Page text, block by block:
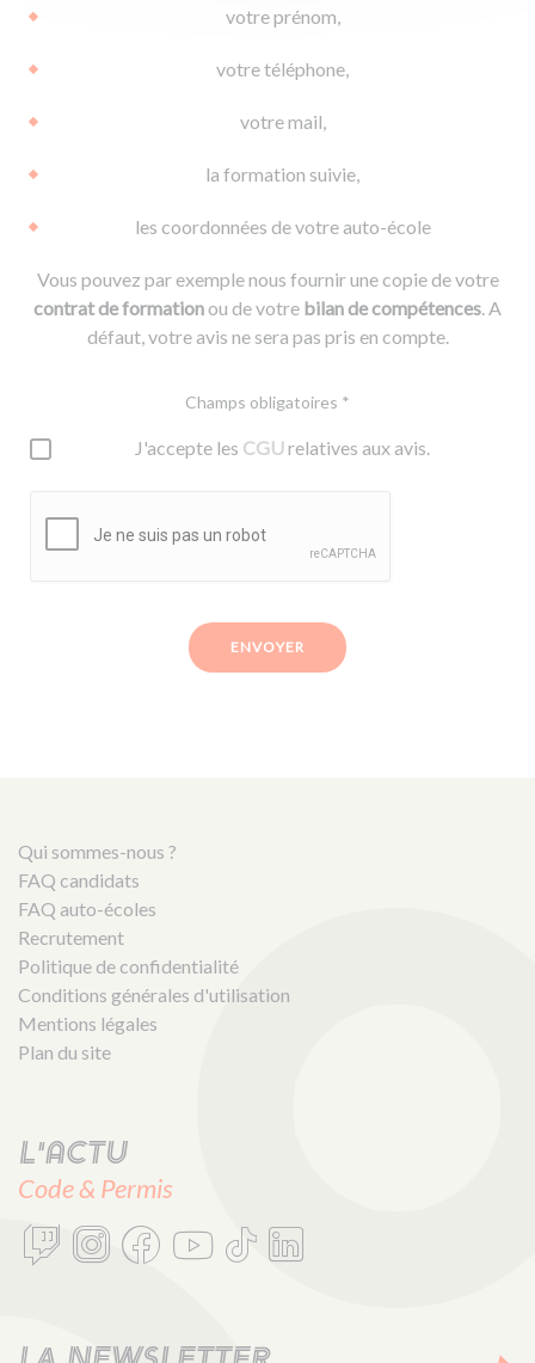
votre prénom,
votre téléphone,
votre mail,
la formation suivie,
les coordonnées de votre auto-école
Vous pouvez par exemple nous fournir une copie de votre
contrat de formationou de votre bilan de compétences. A
défaut, votre avis ne sera pas pris en compte.
Champs obligatoires *
J'accepte les CGUrelatives aux avis.
ENVOYER
Qui sommes-nous ?
FAQ candidats
FAQ auto-écoles
Recrutement
Politique de confidentialité
Conditions générales d'utilisation
Mentions légales
Plan du site
L'actu
Code & Permis